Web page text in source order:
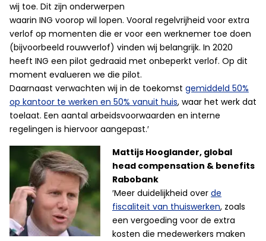
wij toe. Dit zijn onderwerpen
waarin ING voorop wil lopen. Vooral regelvrijheid voor extra
verlof op momenten die er voor een werknemer toe doen
(bijvoorbeeld rouwverlof) vinden wij belangrijk. In 2020
heeft ING een pilot gedraaid met onbeperkt verlof. Op dit
moment evalueren we die pilot.
Daarnaast verwachten wij in de toekomst gemiddeld 50%
op kantoor te werken en 50% vanuit huis, waar het werk dat
toelaat. Een aantal arbeidsvoorwaarden en interne
regelingen is hiervoor aangepast.′
Mattijs Hooglander, global
head compensation & benefits
Rabobank
′Meer duidelijkheid over de
fiscaliteit van thuiswerken, zoals
een vergoeding voor de extra
kosten die medewerkers maken